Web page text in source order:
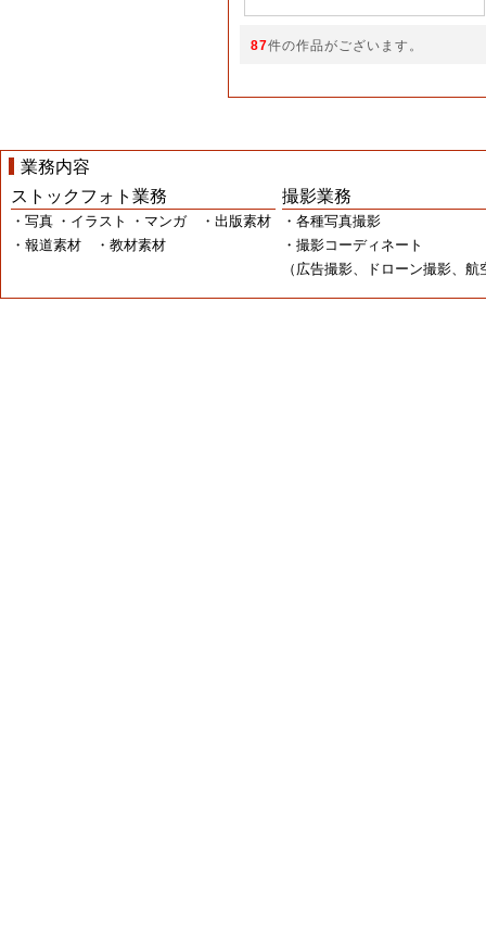
87件の作品がございます。
業務内容
ストックフォト業務
・写真 ・イラスト ・マンガ ・出版素材
・報道素材 ・教材素材
撮影業務
・各種写真撮影
・撮影コーディネート
（広告撮影、ドローン撮影、航